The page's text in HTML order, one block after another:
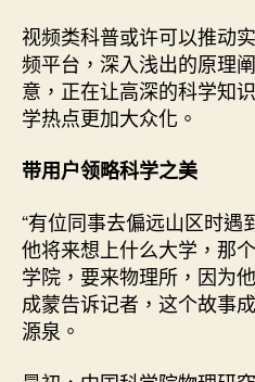
视频类科普或许可以推动
频平台，深入浅出的原理
意，正在让高深的科学知
学热点更加大众化。
带用户领略科学之美
“有位同事去偏远山区时遇
他将来想上什么大学，那
学院，要来物理所，因为
成蒙告诉记者，这个故事
源泉。